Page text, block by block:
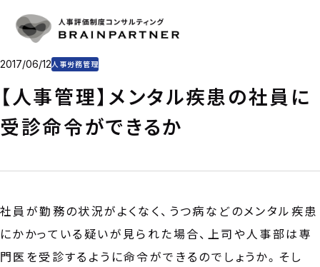
SERVICE
人事評価・目標管理の重要性とアプローチ
人事評価制度の仕組み作り
目標管理制度の仕組み作り
制度運用を支援
導入事例
プラン・料金
コンサルタント
CONSULTANT
コラム
COLUMN
CONTACT
お電話をご利用の方
03-6325-1715
2017/06/12人事労務管理
【人事管理】メンタル疾患の社員に
受診命令ができるか
社員が勤務の状況がよくなく、うつ病などのメンタル疾患
にかかっている疑いが見られた場合、上司や人事部は専
門医を受診するように命令ができるのでしょうか。そし